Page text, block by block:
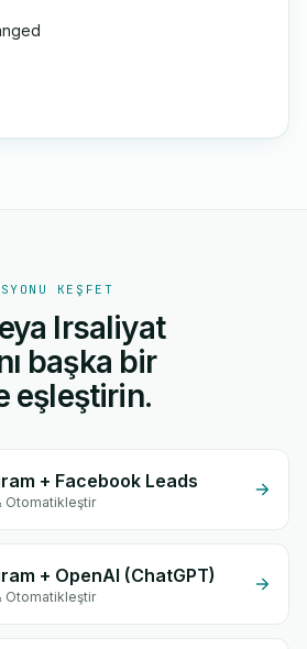
KEŞFET
Irsaliyat
başka bir
eşleştirin.
+ Facebook Leads
Otomatikleştir
+ OpenAI (ChatGPT)
Otomatikleştir